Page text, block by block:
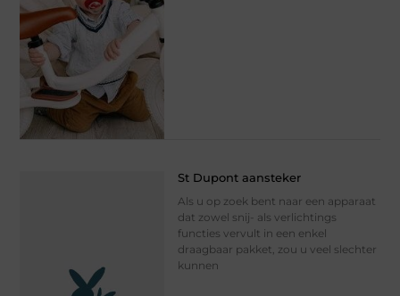
St Dupont aansteker
Als u op zoek bent naar een apparaat
dat zowel snij- als verlichtings
functies vervult in een enkel
draagbaar pakket, zou u veel slechter
kunnen